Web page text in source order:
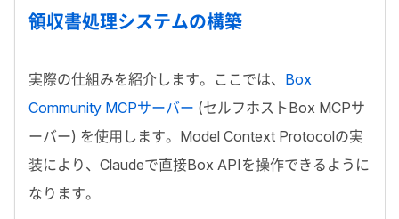
領収書処理システムの構築
実際の仕組みを紹介します。ここでは、 Box
Community MCPサーバー (セルフホストBox MCPサ
ーバー) を使用します。 Model Context Protocolの実
装により、 Claudeで直接Box APIを操作できるように
なります。